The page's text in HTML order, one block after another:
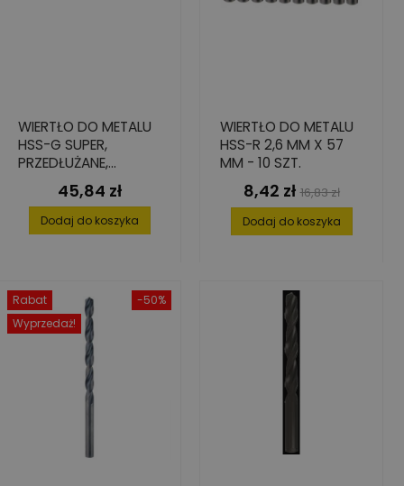
WIERTŁO DO METALU
HSS-G SUPER,
PRZEDŁUŻANE,
13X134/205
Cena
45,84 zł
Dodaj do koszyka
WIERTŁO DO METALU
HSS-R 2,6 MM X 57
MM - 10 SZT.
Cena
8,42 zł Cena
podstawowa
16,83 zł
Dodaj do koszyka
-50%
Rabat
Wyprzedaż!